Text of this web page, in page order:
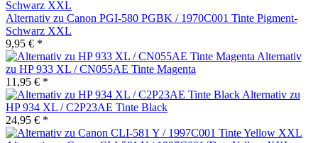
Alternativ zu Canon PGI-580 PGBK / 1970C001 Tinte Pigment-
Schwarz XXL
9,95 € *
Alternativ
zu HP 933 XL / CN055AE Tinte Magenta
11,95 € *
Alternativ zu
HP 934 XL / C2P23AE Tinte Black
24,95 € *